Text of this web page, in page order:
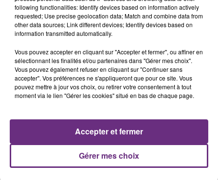
VIVANT DANS UN HÔPITAL DE LILLE
21 février 2026
ALERTE ENLÈVEMENT !
following functionalities: Identify devices based on information actively
requested; Use precise geolocation data; Match and combine data from
other data sources; Link different devices; Identify devices based on
information transmitted automatically.
Vous pouvez accepter en cliquant sur "Accepter et fermer", ou affiner en
sélectionnant les finalités et/ou partenaires dans "Gérer mes choix".
Vous pouvez également refuser en cliquant sur "Continuer sans
accepter". Vos préférences ne s'appliqueront que pour ce site. Vous
pouvez mettre à jour vos choix, ou retirer votre consentement à tout
moment via le lien "Gérer les cookies" situé en bas de chaque page.
Gérer mes choix
Accepter et fermer